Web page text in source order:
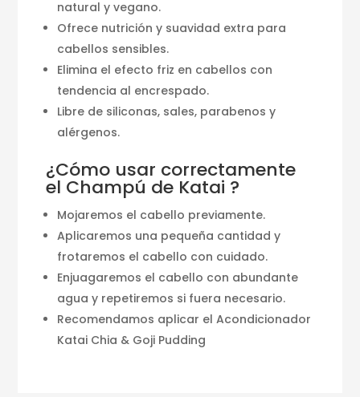
natural y vegano.
Ofrece nutrición y suavidad extra para
cabellos sensibles.
Elimina el efecto friz en cabellos con
tendencia al encrespado.
Libre de siliconas, sales, parabenos y
alérgenos.
¿Cómo usar correctamente
el Champú de Katai ?
Mojaremos el cabello previamente.
Aplicaremos una pequeña cantidad y
frotaremos el cabello con cuidado.
Enjuagaremos el cabello con abundante
agua y repetiremos si fuera necesario.
Recomendamos aplicar el Acondicionador
Katai Chia & Goji Pudding